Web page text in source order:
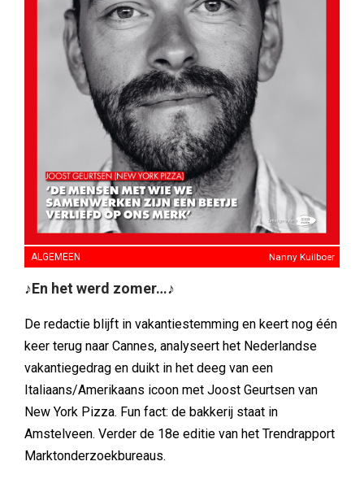
ALGEMEEN Nanny Kuilboer
♪En het werd zomer…♪
De redactie blijft in vakantiestemming en keert nog één
keer terug naar Cannes, analyseert het Nederlandse
vakantiegedrag en duikt in het deeg van een
Italiaans/Amerikaans icoon met Joost Geurtsen van
New York Pizza. Fun fact: de bakkerij staat in
Amstelveen. Verder de 18e editie van het Trendrapport
Marktonderzoekbureaus.